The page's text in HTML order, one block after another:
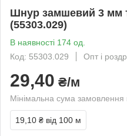
Шнур замшевий 3 мм
(55303.029)
В наявності 174 од.
Код: 55303.029
Опт і
29,40 ₴/м
Мінімальна сума
19,10 ₴ від 100 м